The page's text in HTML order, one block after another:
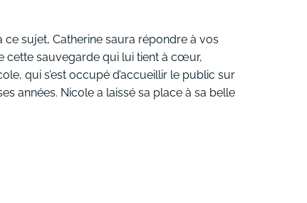
ce sujet, Catherine saura répondre à vos
cette sauvegarde qui lui tient à cœur,
qui s’est occupé d’accueillir le public sur
années. Nicole a laissé sa place à sa belle